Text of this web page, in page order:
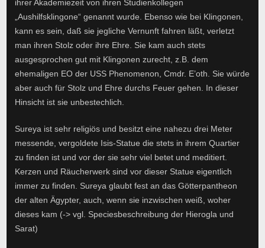
ihrer Akademiezeit von ihren Studienkollegen
„Aushilfsklingone“ genannt wurde. Ebenso wie bei Klingonen,
kann es sein, daß sie jegliche Vernunft fahren läßt, verletzt
man ihren Stolz oder ihre Ehre. Sie kam auch stets
ausgesprochen gut mit Klingonen zurecht, z.B. dem
ehemaligen EO der USS Phenomenon, Cmdr. E’oth. Sie würde
aber auch für Stolz und Ehre durchs Feuer gehen. In dieser
Hinsicht ist sie unbestechlich.
Sureya ist sehr religiös und besitzt eine nahezu drei Meter
messende, vergoldete Isis-Statue die stets in ihrem Quartier
zu finden ist und vor der sie sehr viel betet und meditiert.
Kerzen und Räucherwerk sind vor dieser Statue eigentlich
immer zu finden. Sureya glaubt fest an das Götterpantheon
der alten Ägypter, auch, wenn sie inzwischen weiß, woher
dieses kam (-> vgl. Speciesbeschreibung der Hierogla und
Sarat)